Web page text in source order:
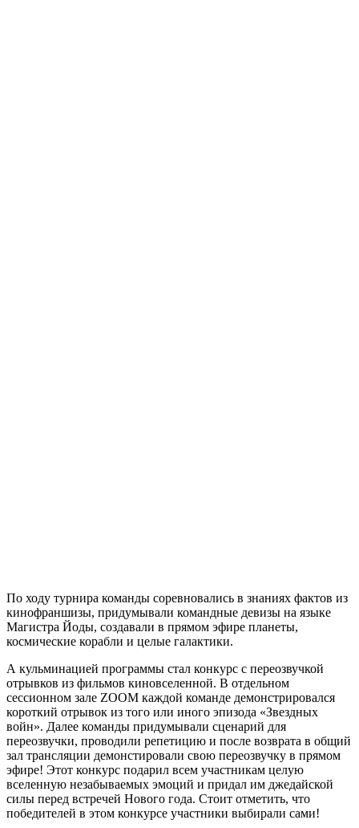
По ходу турнира команды соревновались в знаниях фактов из
кинофраншизы, придумывали командные девизы на языке
Магистра Йоды, создавали в прямом эфире планеты,
космические корабли и целые галактики.
А кульминацией программы стал конкурс с переозвучкой
отрывков из фильмов киновселенной. В отдельном
сессионном зале ZOOM каждой команде демонстрировался
короткий отрывок из того или иного эпизода «Звездных
войн». Далее команды придумывали сценарий для
переозвучки, проводили репетицию и после возврата в общий
зал трансляции демонстировали свою переозвучку в прямом
эфире! Этот конкурс подарил всем участникам целую
вселенную незабываемых эмоций и придал им джедайской
силы перед встречей Нового года. Стоит отметить, что
победителей в этом конкурсе участники выбирали сами!